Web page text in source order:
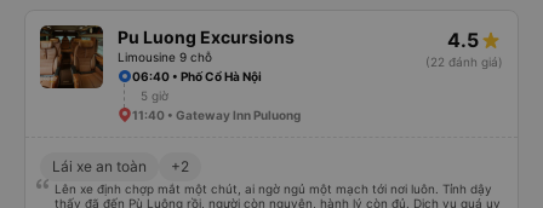
Pu Luong Excursions
Limousine 9 chỗ
4.5
(22 đánh giá)
06:40 • Phố Cổ Hà Nội
5 giờ
11:40 • Gateway Inn Puluong
Lái xe an toàn +2
Lên xe định chợp mắt một chút, ai ngờ ngủ một mạch tới nơi luôn. Tỉnh dậy
thấy đã đến Pù Luông rồi, người còn nguyên, hành lý còn đủ. Dịch vụ quá uy